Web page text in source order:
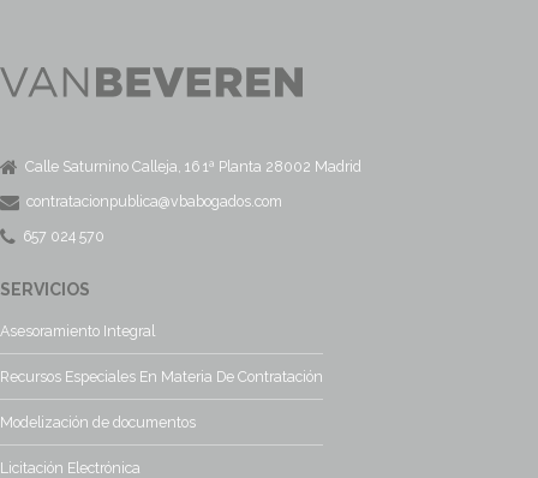
Calle Saturnino Calleja, 16 1ª Planta 28002 Madrid
contratacionpublica@vbabogados.com
657 024 570
SERVICIOS
Asesoramiento Integral
Recursos Especiales En Materia De Contratación
Modelización de documentos
Licitación Electrónica